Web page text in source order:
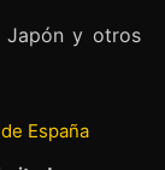
Japón y otros
España